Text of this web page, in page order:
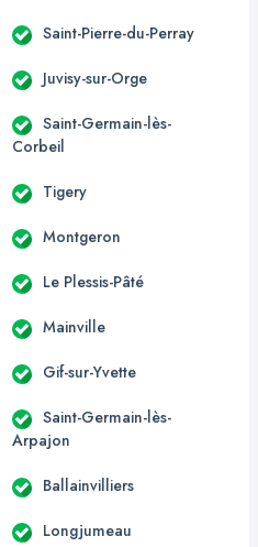
Saint-Pierre-du-Perray
Juvisy-sur-Orge
Saint-Germain-lès-
Corbeil
Tigery
Montgeron
Le Plessis-Pâté
Mainville
Gif-sur-Yvette
Saint-Germain-lès-
Arpajon
Ballainvilliers
Longjumeau